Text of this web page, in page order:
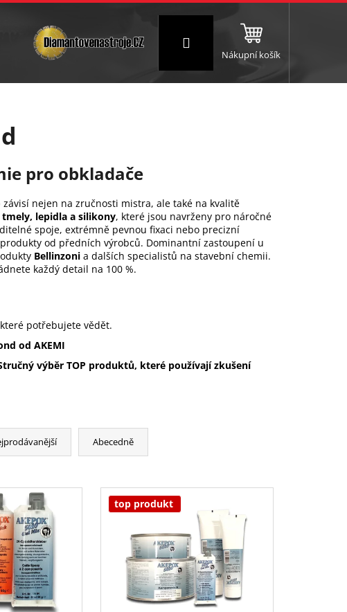
Brusné a leštící válce
Přihlášení
Nákupní košík
pro obkladače
nejen na zručnosti mistra, ale také na kvalitě
tmely, lepidla a silikony, které jsou navrženy pro náročné
spoje, extrémně pevnou fixaci nebo precizní
od předních výrobců. Dominantní zastoupení u
Bellinzoni a dalších specialistů na stavební chemii.
každý detail na 100 %.
potřebujete vědět.
od AKEMI
výběr TOP produktů, které používají zkušení
Abecedně
top produkt